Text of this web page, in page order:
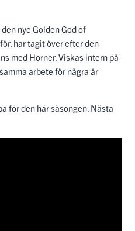
nye Golden God of
har tagit över efter den
med Horner. Viskas intern på
arbete för några år
för den här säsongen. Nästa